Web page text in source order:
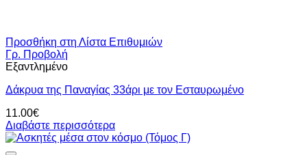
Προσθήκη στη Λίστα Επιθυμιών
Γρ. Προβολή
Εξαντλημένο
Δάκρυα της Παναγίας 33άρι με τον Εσταυρωμένο
11.00€
Διαβάστε περισσότερα